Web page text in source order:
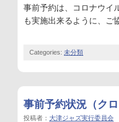
事前予約は、コロナウイ
も実施出来るように、ご
Categories: 未分類
事前予約状況（クロ
投稿者： 大津ジャズ実行委員会